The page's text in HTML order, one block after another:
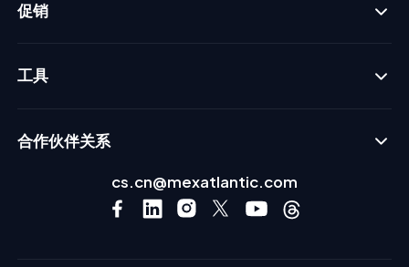
促销
工具
合作伙伴关系
cs.cn@mexatlantic.com